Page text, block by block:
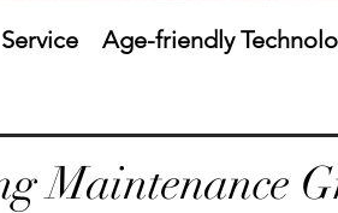
Service Age-friendly
Maintenance